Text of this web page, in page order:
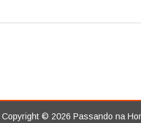
Copyright © 2026 Passando na